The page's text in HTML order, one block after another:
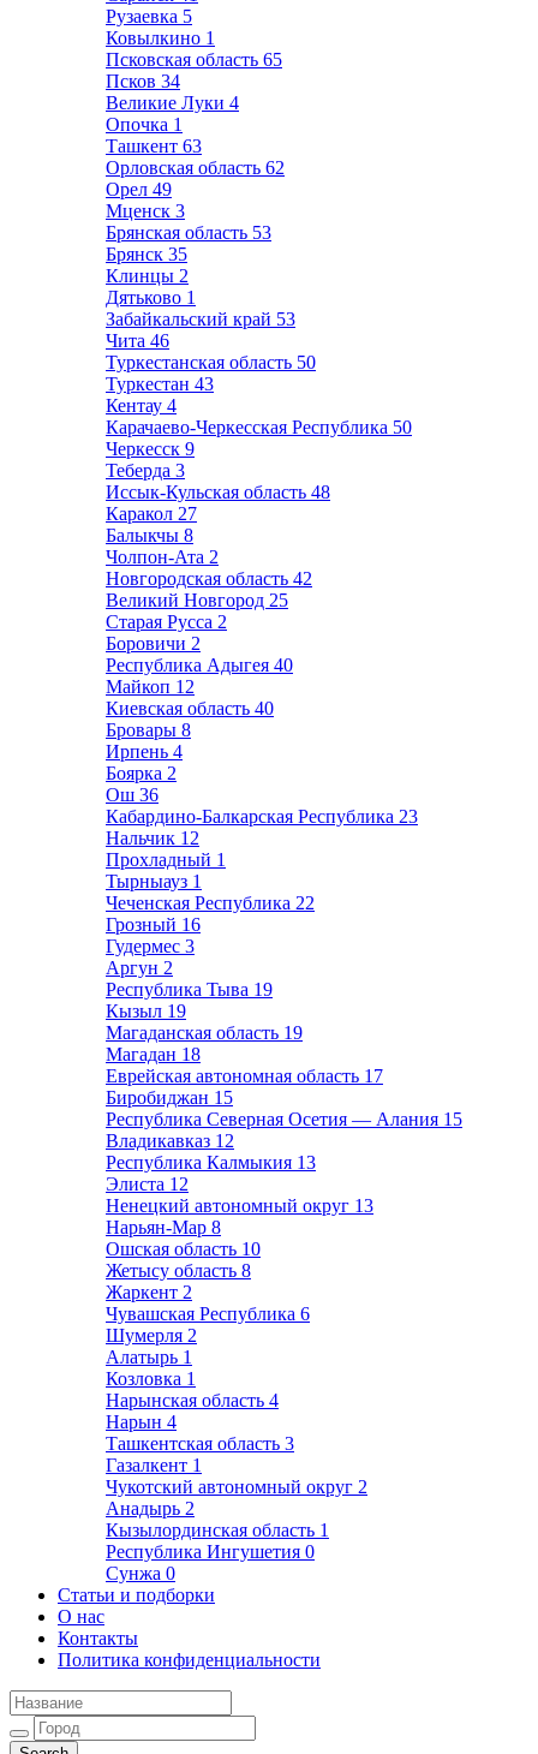
Рузаевка 5
Ковылкино 1
Псковская область 65
Псков 34
Великие Луки 4
Опочка 1
Ташкент 63
Орловская область 62
Орел 49
Мценск 3
Брянская область 53
Брянск 35
Клинцы 2
Дятьково 1
Забайкальский край 53
Чита 46
Туркестанская область 50
Туркестан 43
Кентау 4
Карачаево-Черкесская Республика 50
Черкесск 9
Теберда 3
Иссык-Кульская область 48
Каракол 27
Балыкчы 8
Чолпон-Ата 2
Новгородская область 42
Великий Новгород 25
Старая Русса 2
Боровичи 2
Республика Адыгея 40
Майкоп 12
Киевская область 40
Бровары 8
Ирпень 4
Боярка 2
Ош 36
Кабардино-Балкарская Республика 23
Нальчик 12
Прохладный 1
Тырныауз 1
Чеченская Республика 22
Грозный 16
Гудермес 3
Аргун 2
Республика Тыва 19
Кызыл 19
Магаданская область 19
Магадан 18
Еврейская автономная область 17
Биробиджан 15
Республика Северная Осетия — Алания 15
Владикавказ 12
Республика Калмыкия 13
Элиста 12
Ненецкий автономный округ 13
Нарьян-Мар 8
Ошская область 10
Жетысу область 8
Жаркент 2
Чувашская Республика 6
Шумерля 2
Алатырь 1
Козловка 1
Нарынская область 4
Нарын 4
Ташкентская область 3
Газалкент 1
Чукотский автономный округ 2
Анадырь 2
Кызылординская область 1
Республика Ингушетия 0
Сунжа 0
Статьи и подборки
О нас
Контакты
Политика конфиденциальности